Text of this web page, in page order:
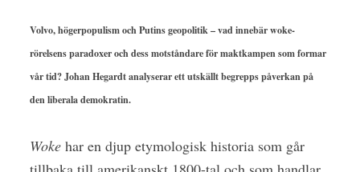
Volvo, högerpopulism och Putins geopolitik – vad innebär woke-
rörelsens paradoxer och dess motståndare för maktkampen som formar
vår tid? Johan Hegardt analyserar ett utskällt begrepps påverkan på
den liberala demokratin.
Wokehar en djup etymologisk historia som går